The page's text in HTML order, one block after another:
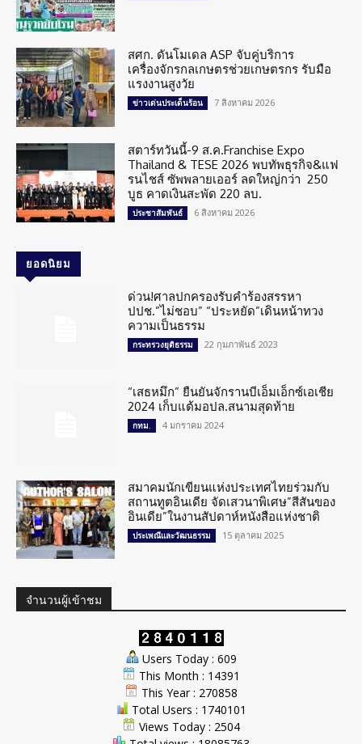
สศก. ดันโมเดล ASP จับคู่บริการ
เครื่องจักรกลเกษตรช่วยเกษตรกร รับมือ
แรงงานสูงวัย
ข่าวเด่นประเด็นร้อน 7 สิงหาคม 2026
สตาร์ทวันนี้-9 ส.ค.Franchise Expo
Thailand & TESE 2026 พบทัพธุรกิจ&แฟ
รนไชส์ ซัพพลายเออร์ ลดใหญ่กว่า 250
บูธ คาดเงินสะพัด 220 ลบ.
ประชาสัมพันธ์ 6 สิงหาคม 2026
ยอดนิยม
ด่วน!ศาลปกครองรับคำร้องสรรหา
ปปช.”ไม่ชอบ” “ประหยัด”เดินหน้าทวง
ความเป็นธรรม
กระทรวงยุติธรรม 22 กุมภาพันธ์ 2023
“เสธหมึก” ยืนยันจักรานบีเอ็มเอ็กซ์เอเชีย
2024 เก็บแต้มอปล.สนามสุดท้าย
กทม. 4 มกราคม 2024
สมาคมนักเขียนแห่งประเทศไทยร่วมกับ
สถานทูตอินเดีย จัดเสวนาพิเศษ”สีสันของ
อินเดีย”ในงานสัปดาห์หนังสือแห่งชาติ
ประเพณีและวัฒนธรรม 15 ตุลาคม 2025
จำนวนผู้เข้าชม
Users Today : 609
This Month : 14391
This Year : 270858
Total Users : 1740101
Views Today : 2504